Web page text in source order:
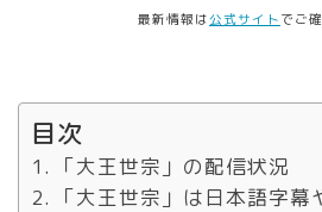
最新情報は公式サイト でご
目次
「大王世宗」の配信状況
「大王世宗」は日本語字